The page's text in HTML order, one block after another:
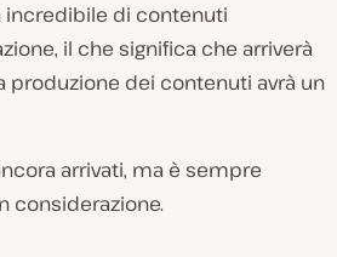
incredibile di contenuti
il che significa che arriverà
produzione dei contenuti avrà un
arrivati, ma è sempre
considerazione.